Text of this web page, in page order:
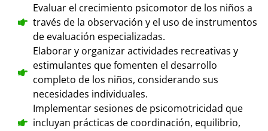
Evaluar el crecimiento psicomotor de los niños a
través de la observación y el uso de instrumentos
de evaluación especializadas.
Elaborar y organizar actividades recreativas y
estimulantes que fomenten el desarrollo
completo de los niños, considerando sus
necesidades individuales.
Implementar sesiones de psicomotricidad que
incluyan prácticas de coordinación, equilibrio,